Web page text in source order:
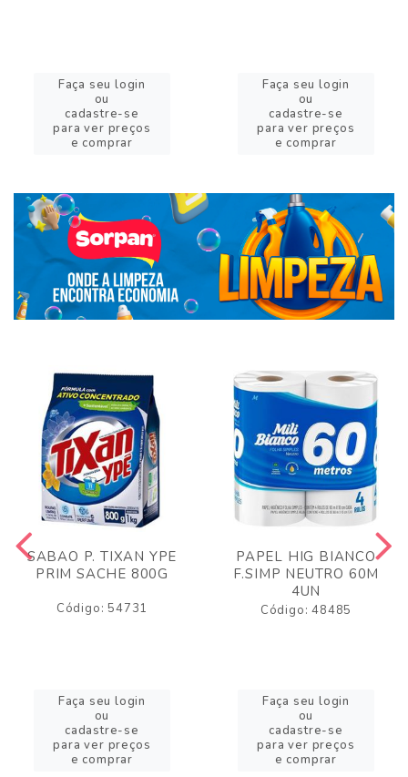
Faça seu login
ou
cadastre-se
para ver preços
e comprar
Faça seu login
ou
cadastre-se
para ver preços
e comprar
SABAO P. TIXAN YPE
PRIM SACHE 800G
Código: 54731
Faça seu login
ou
cadastre-se
para ver preços
e comprar
PAPEL HIG BIANCO
F.SIMP NEUTRO 60M
4UN
Código: 48485
Faça seu login
ou
cadastre-se
para ver preços
e comprar